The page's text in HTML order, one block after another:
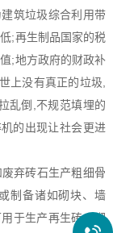
筑垃圾综合利用带
;再生制品国家的税
;地方政府的财政补
上没有真正的垃圾,
乱倒,不规范填埋的
的出现让社会更进
弃砖石生产粗细骨
制备诸如砌块、墙
于生产再生砖、砌